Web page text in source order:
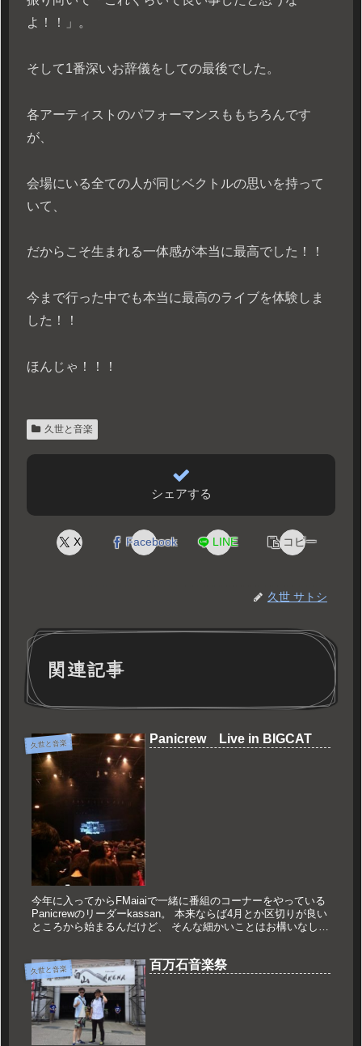
よ！！」。
そして1番深いお辞儀をしての最後でした。
各アーティストのパフォーマンスももちろんです
が、
会場にいる全ての人が同じベクトルの思いを持って
いて、
だからこそ生まれる一体感が本当に最高でした！！
今まで行った中でも本当に最高のライブを体験しま
した！！
ほんじゃ！！！
久世と音楽
シェアする
X Facebook LINE コピー
久世 サトシ
関連記事
久世と音楽 Panicrew Live in BIGCAT
今年に入ってからFMaiaiで一緒に番組のコーナーをやっている
Panicrewのリーダーkassan。 本来ならば4月とか区切りが良い
ところから始まるんだけど、 そんな細かいことはお構いなし。
久世と音楽 百万石音楽祭